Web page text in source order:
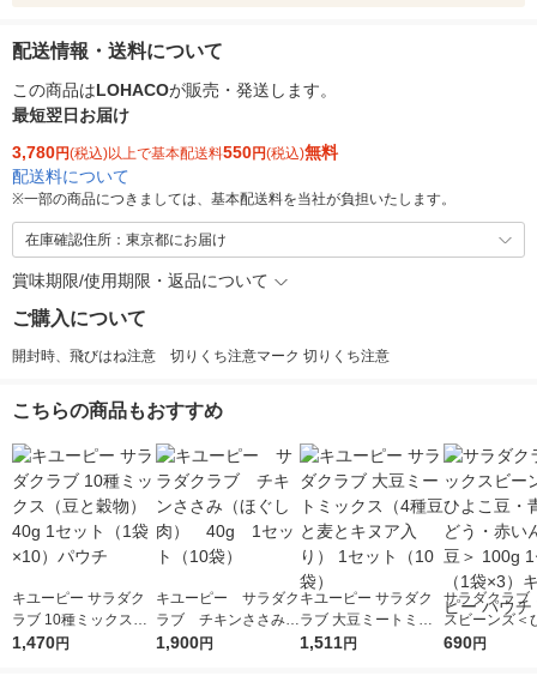
配送情報・送料について
この商品はLOHACOが販売・発送します。
最短翌日お届け
3,780円(税込)以上で基本配送料550円(税込)無料
配送料について
※一部の商品につきましては、基本配送料を当社が負担いたします。
在庫確認住所：東京都にお届け
賞味期限/使用期限・返品について
ご購入について
開封時、飛びはね注意 切りくち注意マーク 切りくち注意
こちらの商品もおすすめ
キユーピー サラダク
ラブ 10種ミックス
（豆と穀物）40g 1セ
1,470円
キユーピー サラダク
ラブ チキンささみ
（ほぐし肉） 40g
1,900円
キユーピー サラダク
ラブ 大豆ミートミッ
クス（4種豆と麦とキ
1,511円
サラダクラブ
スビーンズ＜
豆・青えんど
690円